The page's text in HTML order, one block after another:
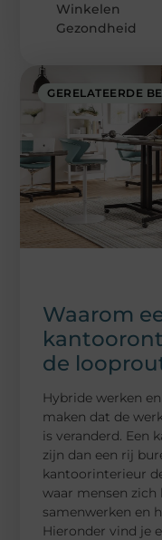
GERELATEERDE
Waarom
de
Hybride werken
maken dat de
is veranderd. Een
zijn dan een rij
kantoorinterieur
waar mensen
samenwerken en
Hieronder vind je
Winkelen
Gezondheid